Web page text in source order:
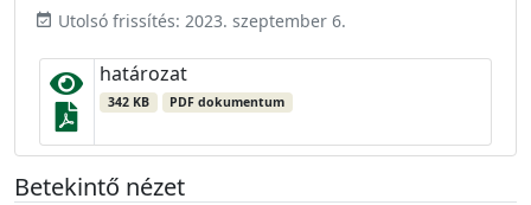
event_available Utolsó frissítés: 2023. szeptember 6.
határozat
342 KB PDF dokumentum
Betekintő nézet